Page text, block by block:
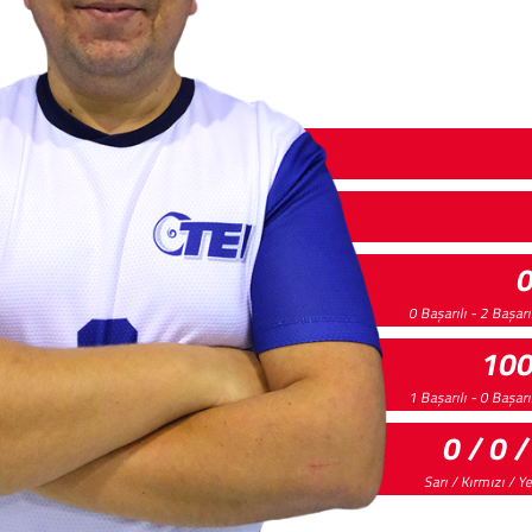
0 Başarılı - 2
1 Başarılı - 0
0 / 0
Sarı / Kırmızı /